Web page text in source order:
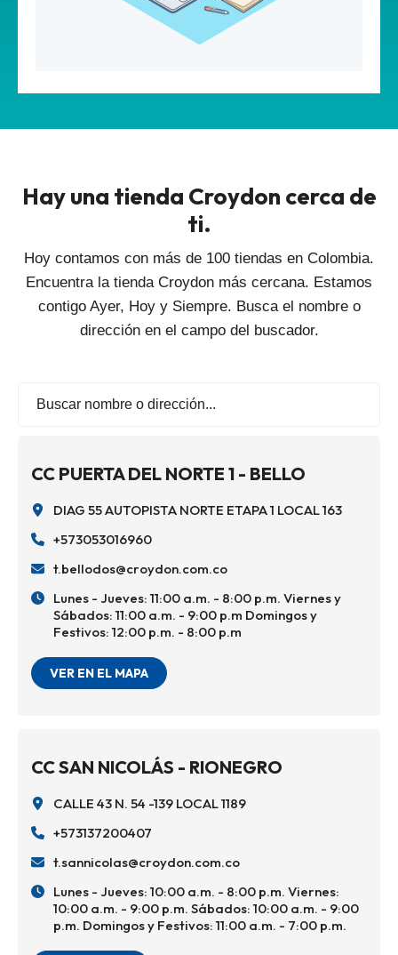
Hay una tienda Croydon cerca de
ti.
Hoy contamos con más de 100 tiendas en Colombia.
Encuentra la tienda Croydon más cercana. Estamos
contigo Ayer, Hoy y Siempre. Busca el nombre o
dirección en el campo del buscador.
CC PUERTA DEL NORTE 1 - BELLO
DIAG 55 AUTOPISTA NORTE ETAPA 1 LOCAL 163
+573053016960
t.bellodos@croydon.com.co
Lunes - Jueves: 11:00 a.m. - 8:00 p.m. Viernes y
Sábados: 11:00 a.m. - 9:00 p.m Domingos y
Festivos: 12:00 p.m. - 8:00 p.m
VER EN EL MAPA
CC SAN NICOLÁS - RIONEGRO
CALLE 43 N. 54 -139 LOCAL 1189
+573137200407
t.sannicolas@croydon.com.co
Lunes - Jueves: 10:00 a.m. - 8:00 p.m. Viernes:
10:00 a.m. - 9:00 p.m. Sábados: 10:00 a.m. - 9:00
p.m. Domingos y Festivos: 11:00 a.m. - 7:00 p.m.